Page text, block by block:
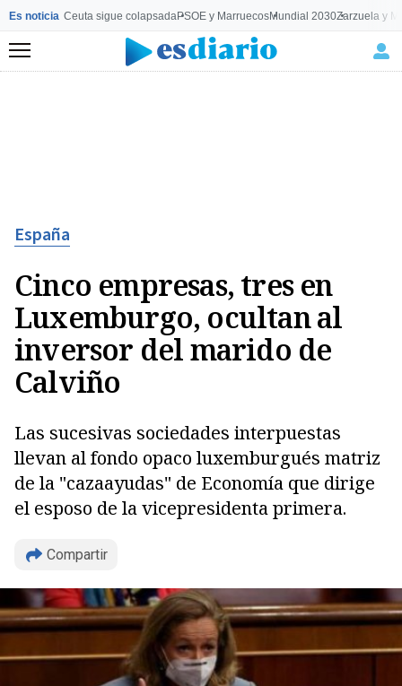
Es noticia Ceuta sigue colapsadaPSOE y MarruecosMundial 2030Zarzuela y
Menú
España
Cinco empresas, tres en
Luxemburgo, ocultan al
inversor del marido de
Calviño
Las sucesivas sociedades interpuestas
llevan al fondo opaco luxemburgués matriz
de la "cazaayudas" de Economía que dirige
el esposo de la vicepresidenta primera.
Compartir